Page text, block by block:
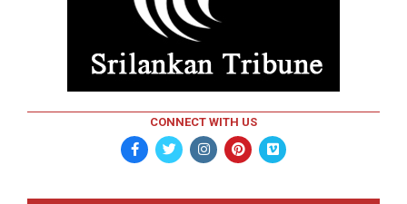
CONNECT WITH US